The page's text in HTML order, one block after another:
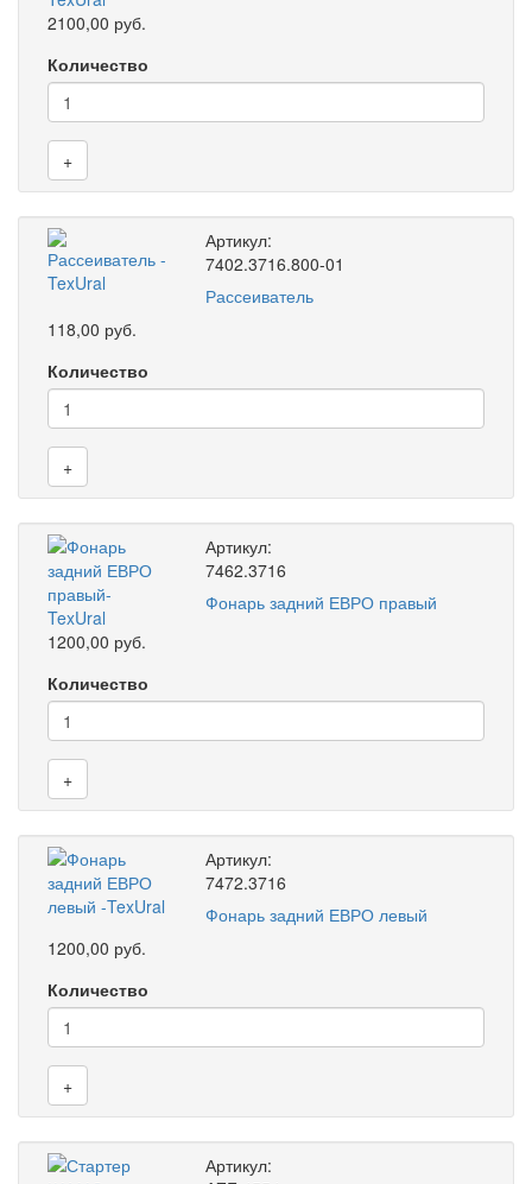
2100,00 руб.
Количество
+
Артикул:
7402.3716.800-01
Рассеиватель
118,00 руб.
Количество
+
Артикул:
7462.3716
Фонарь задний ЕВРО правый
1200,00 руб.
Количество
+
Артикул:
7472.3716
Фонарь задний ЕВРО левый
1200,00 руб.
Количество
+
Артикул: